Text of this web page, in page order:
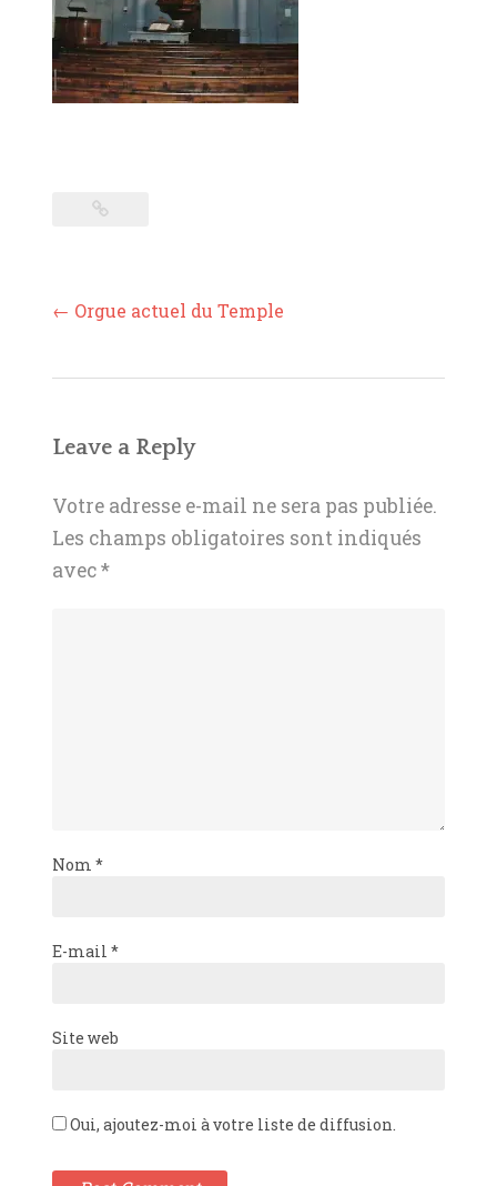
Post
← Orgue actuel du Temple
Leave a Reply
Votre adresse e-mail ne sera pas publiée.
Les champs obligatoires sont indiqués
avec*
Nom *
E-mail *
Site web
Oui, ajoutez-moi à votre liste de diffusion.